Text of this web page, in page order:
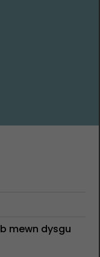
mewn dysgu